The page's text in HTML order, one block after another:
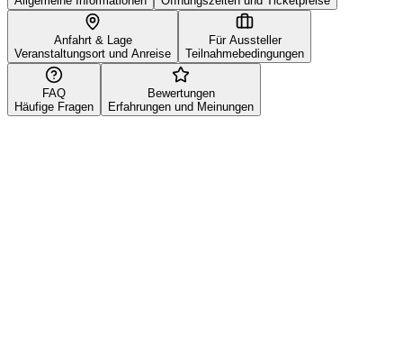
Anfahrt & Lage
Veranstaltungsort und Anreise
Für Aussteller
Teilnahmebedingungen
FAQ
Häufige Fragen
Bewertungen
Erfahrungen und Meinungen